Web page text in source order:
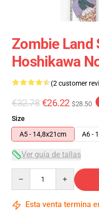
Zombie Land
Hoshikawa
(2 customer
€32.78 €26.22 $28.50
Size
A5 - 14,8x21cm
A6 -
Ver guía de tallas
Esta venta termina